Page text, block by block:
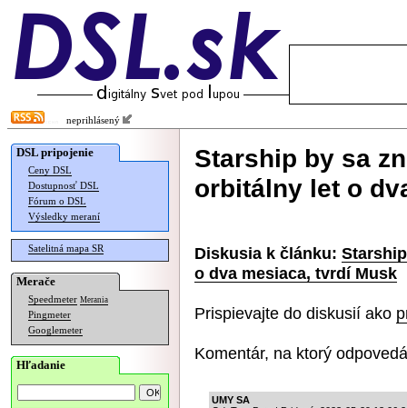
neprihlásený
DSL pripojenie
Ceny DSL
Dostupnosť DSL
Fórum o DSL
Výsledky meraní
Satelitná mapa SR
Merače
Speedmeter Merania
Pingmeter
Googlemeter
Hľadanie
Starship by sa
orbitálny let o
Diskusia k článku:
o dva mesiaca, tvrdí Musk
Prispievajte do diskusií ako
Komentár, na ktorý
UMY SA